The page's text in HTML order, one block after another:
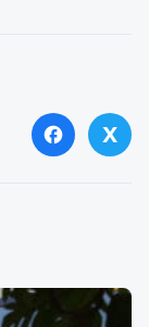
facebook X